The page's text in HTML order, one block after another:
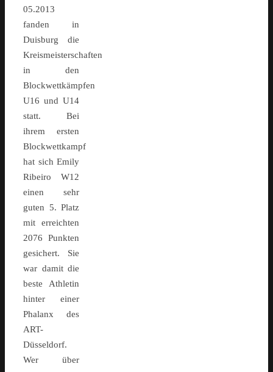
05.2013
fanden in
Duisburg die
Kreismeisterschaften
in den
Blockwettkämpfen
U16 und U14
statt. Bei
ihrem ersten
Blockwettkampf
hat sich Emily
Ribeiro W12
einen sehr
guten 5. Platz
mit erreichten
2076 Punkten
gesichert. Sie
war damit die
beste Athletin
hinter einer
Phalanx des
ART-
Düsseldorf.
Wer über